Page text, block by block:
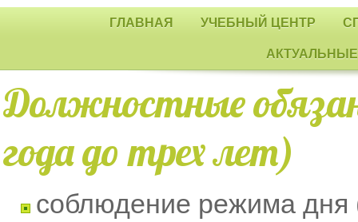
ГЛАВНАЯ УЧЕБНЫЙ ЦЕНТР
Должностные
года до трех лет)
соблюдение режима дня